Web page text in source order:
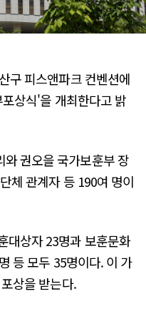
구 피스앤파크 컨벤션에
상식'을 개최한다고 밝
와 권오을 국가보훈부 장
체 관계자 등 190여 명이
대상자 23명과 보훈문화
등 모두 35명이다. 이 가
상을 받는다.